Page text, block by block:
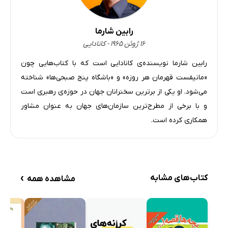
رابین شارما
۱۶ ژوئن ۱۹۶۵ - کانادایی
رابین شارما نویسنده‌ی کانادایی است که با کتاب‌هایی چون
«مانیفست قهرمان هر روزه» و «باشگاه پنج صبحی‌ها» شناخته
می‌شود. او یکی از برترین سخنرانان جهان در حوزه‌ی رهبری است
و با برخی از مطرح‌ترین سازمان‌های جهان به عنوان مشاور
همکاری کرده است.
کتاب‌های مشابه مشاهده همه ›